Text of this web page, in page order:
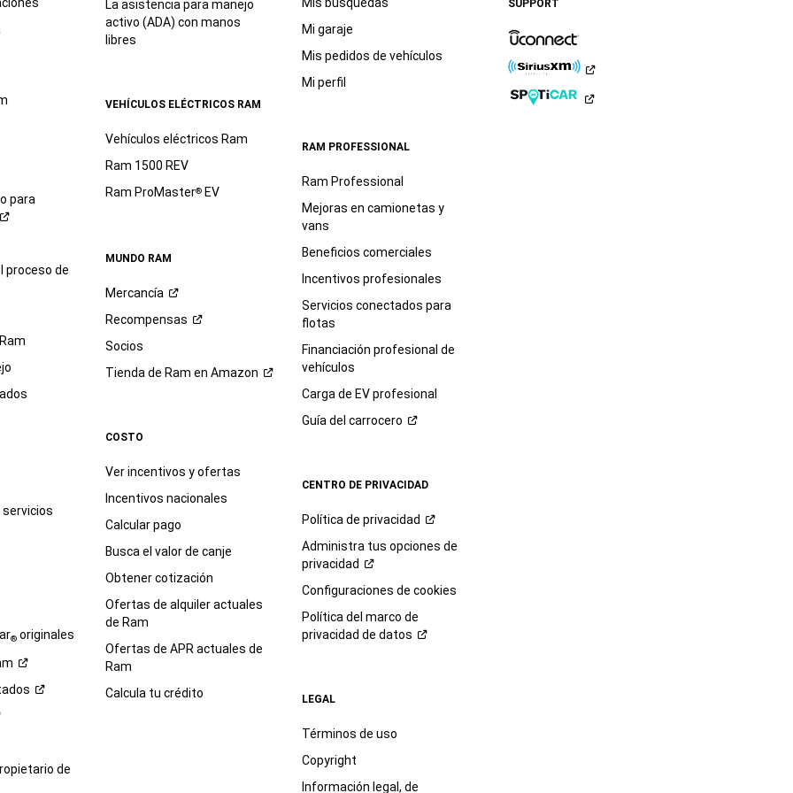
para
proceso de
servicios
®originales
de
La asistencia para manejo
activo (ADA) con manos
libres
VEHÍCULOS ELÉCTRICOS RAM
Vehículos eléctricos Ram
Ram 1500 REV
Ram ProMaster®EV
MUNDO RAM
Mercancía
Recompensas
Socios
Tienda de Ram en Amazon
COSTO
Ver incentivos y ofertas
Incentivos nacionales
Calcular pago
Busca el valor de canje
Obtener cotización
Ofertas de alquiler actuales
de Ram
Ofertas de APR actuales de
Ram
Calcula tu crédito
Mi garaje
Mis pedidos de vehículos
Mi perfil
RAM PROFESSIONAL
Ram Professional
Mejoras en camionetas y
vans
Beneficios comerciales
Incentivos profesionales
Servicios conectados para
flotas
Financiación profesional de
vehículos
Carga de EV profesional
Guía delcarrocero
CENTRO DE PRIVACIDAD
Política deprivacidad
Administra tus opciones de
privacidad
Configuraciones de cookies
Política del marco de
privacidad dedatos
LEGAL
Términos de uso
Copyright
Información legal, de
SUPPORT